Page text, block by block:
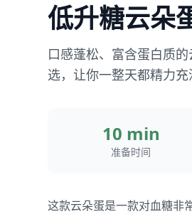
低升糖云朵
口感蓬松、富含蛋白质
选，让你一整天都精力充
10 min
准备时间
这款云朵蛋是一款对血糖非